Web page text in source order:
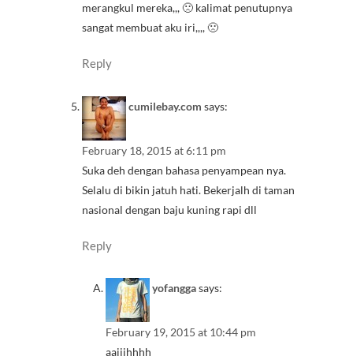
merangkul mereka,,, 🙁 kalimat penutupnya
sangat membuat aku iri,,,, 🙁
Reply
cumilebay.com says:
February 18, 2015 at 6:11 pm
Suka deh dengan bahasa penyampean nya.
Selalu di bikin jatuh hati. Bekerjalh di taman
nasional dengan baju kuning rapi dll
Reply
yofanggasays:
February 19, 2015 at 10:44 pm
aaiiihhhh